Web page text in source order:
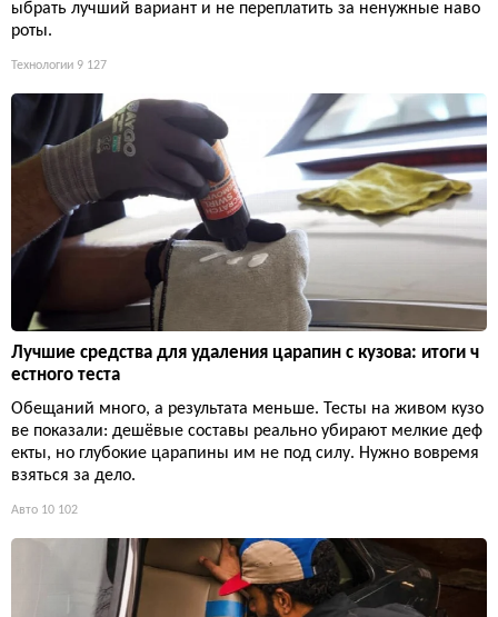
ыбрать лучший вариант и не переплатить за ненужные наво
роты.
Технологии 9 127
Лучшие средства для удаления царапин с кузова: итоги ч
естного теста
Обещаний много, а результата меньше. Тесты на живом кузо
ве показали: дешёвые составы реально убирают мелкие деф
екты, но глубокие царапины им не под силу. Нужно вовремя
взяться за дело.
Авто 10 102